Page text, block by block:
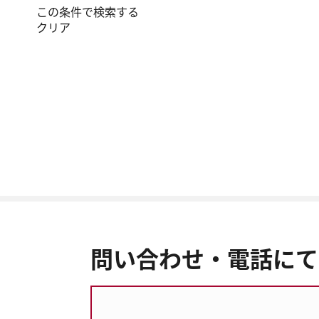
この条件で検索する
クリア
問い合わせ・電話に